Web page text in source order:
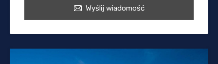
Wyślij wiadomość